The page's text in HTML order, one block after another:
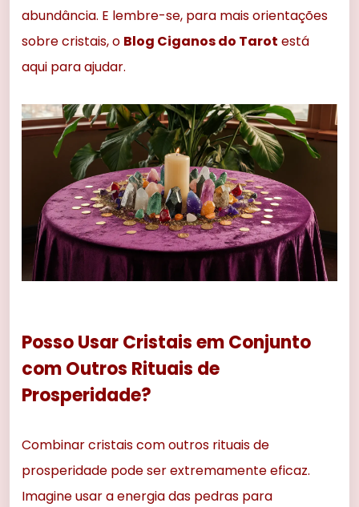
abundância. E lembre-se, para mais orientações
sobre cristais, o Blog Ciganos do Tarot está
aqui para ajudar.
Posso Usar Cristais em Conjunto
com Outros Rituais de
Prosperidade?
Combinar cristais com outros rituais de
prosperidade pode ser extremamente eficaz.
Imagine usar a energia das pedras para